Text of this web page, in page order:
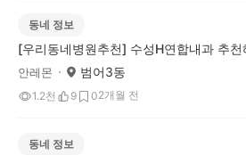
동네 정보
안레몬 범어3동
1.2천 9 02개월 전
동네 정보